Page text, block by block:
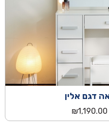
דגם אלין
המחיר
המקורי
₪1,190.00
הנוכחי